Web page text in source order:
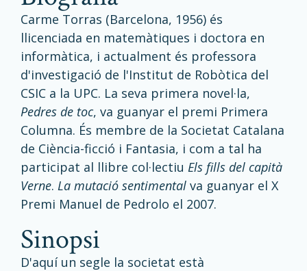
Carme Torras (Barcelona, 1956) és
llicenciada en matemàtiques i doctora en
informàtica, i actualment és professora
d'investigació de l'Institut de Robòtica del
CSIC a la UPC. La seva primera novel·la,
Pedres de toc, va guanyar el premi Primera
Columna. És membre de la Societat Catalana
de Ciència-ficció i Fantasia, i com a tal ha
participat al llibre col·lectiu Els fills del capità
Verne. La mutació sentimental va guanyar el X
Premi Manuel de Pedrolo el 2007.
sinopsi
D'aquí un segle la societat està